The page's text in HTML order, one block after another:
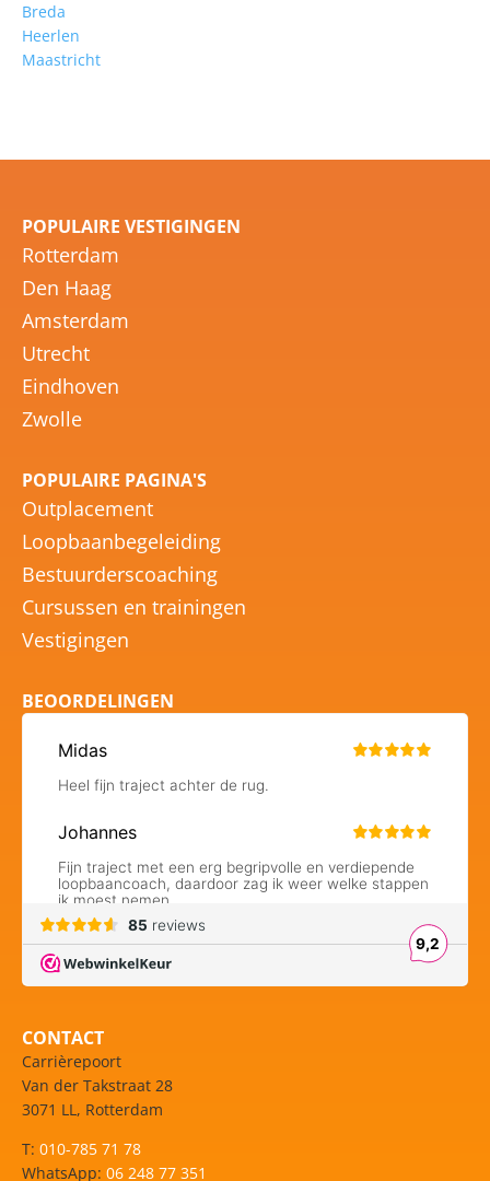
Breda
Heerlen
Maastricht
POPULAIRE VESTIGINGEN
Rotterdam
Den Haag
Amsterdam
Utrecht
Eindhoven
Zwolle
POPULAIRE PAGINA'S
Outplacement
Loopbaanbegeleiding
Bestuurderscoaching
Cursussen en trainingen
Vestigingen
BEOORDELINGEN
CONTACT
Carrièrepoort
Van der Takstraat 28
3071 LL, Rotterdam
T: 010-785 71 78
WhatsApp: 06 248 77 351